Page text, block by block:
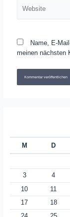
Name, E-
meinen nächsten
M D
3
4
10
11
17
18